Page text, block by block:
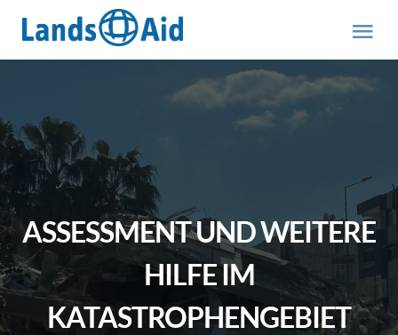
Inhalt
springen
PROJEKTE
ÜBER UNS
ABOUT US (engl.)
AKTUELLES
ASSESSMENT UND WEITERE
HILFE IM
KATASTROPHENGEBIET